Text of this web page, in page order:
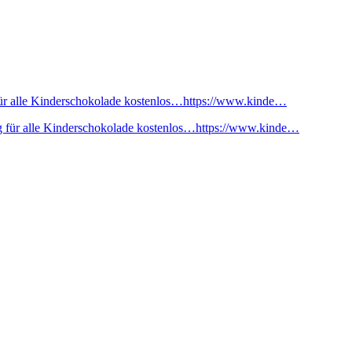
alle Kinderschokolade kostenlos…https://www.kinde…
für alle Kinderschokolade kostenlos…https://www.kinde…